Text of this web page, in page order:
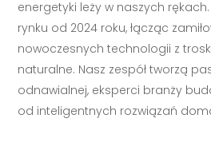
energetyki leży w naszych
rynku od 2024 roku, łącząc
nowoczesnych technologii z
naturalne. Nasz zespół tworzą
odnawialnej, eksperci branży
od inteligentnych rozwiązań